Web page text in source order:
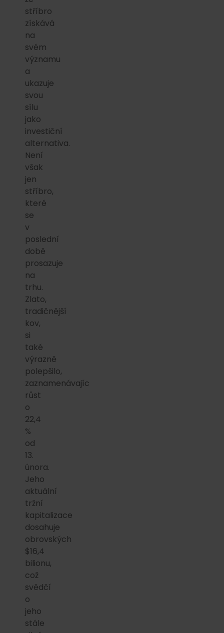
stříbro
získává
na
svém
významu
a
ukazuje
svou
sílu
jako
investiční
alternativa.
Není
však
jen
stříbro,
které
se
v
poslední
době
prosazuje
na
trhu.
Zlato,
tradičnější
kov,
si
také
výrazně
polepšilo,
zaznamenávajíc
růst
o
22,4
%
od
13.
února.
Jeho
aktuální
tržní
kapitalizace
dosahuje
obrovských
$16,4
bilionu,
což
svědčí
o
jeho
stále